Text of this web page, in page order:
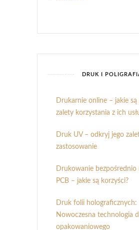
DRUK I
Drukarnie online – jakie są
zalety korzystania z ich
Druk UV – odkryj jego
zastosowanie
Drukowanie bezpośrednio
PCB – jakie są korzyści?
Druk folii holograficznych:
Nowoczesna technologia
opakowaniowego